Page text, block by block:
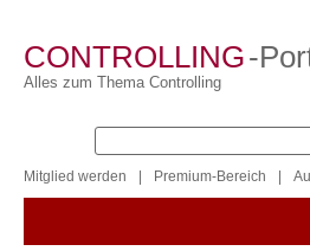
CONTROLLING-
Alles zum Thema Controlling
Mitglied werden Premium-Bereich